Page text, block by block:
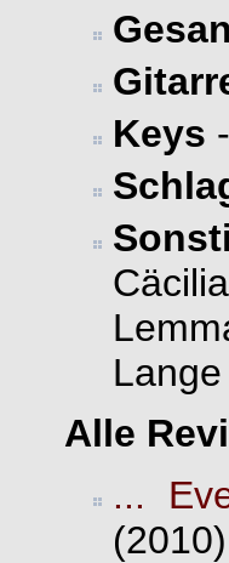
Keys -
Alle
...